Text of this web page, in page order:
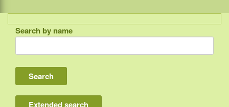
Indonesia
Bali
Lombok
Flores & Komodo
Search by name
Extended search